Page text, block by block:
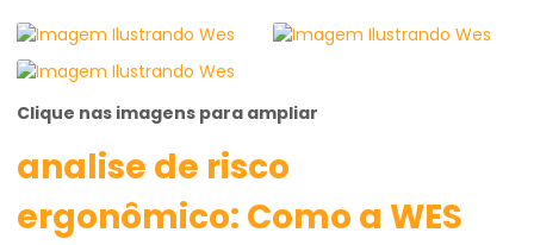
Clique nas imagens para ampliar
analise de risco
ergonômico: Como a WES